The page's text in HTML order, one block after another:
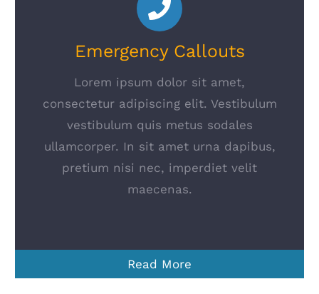
Emergency Callouts
Lorem ipsum dolor sit amet,
consectetur adipiscing elit. Vestibulum
vestibulum quis metus sodales
ullamcorper. In sit amet urna dapibus,
pretium nisi nec, imperdiet velit
maecenas.
Read More